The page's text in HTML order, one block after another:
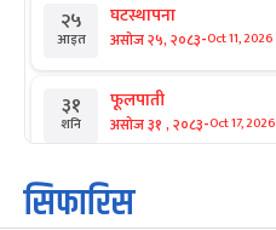
२५
आइत
घटस्थापना
असोज २५, २०८३-Oct 11, 2026
३१
शनि
फूलपाती
असोज ३१ , २०८३-Oct 17, 2026
१
आइत
कार्तिक सङ्क्रान्ति
कार्तिक १, २०८३
सिफारिस